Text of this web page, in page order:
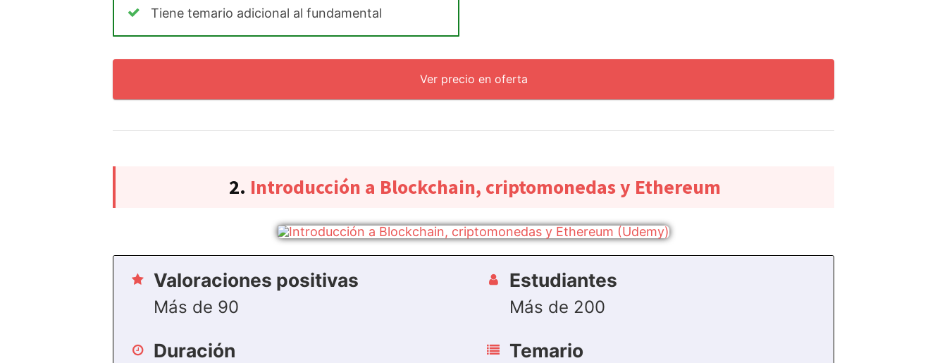
Tiene temario adicional al fundamental
Ver precio en oferta
2. Introducción a Blockchain, criptomonedas y Ethereum
Valoraciones positivas
Más de 90
Duración
Estudiantes
Más de 200
Temario